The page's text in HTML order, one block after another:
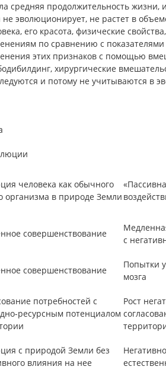
средняя продолжительность
не эволюционирует, не растет в
его красота, физические
по сравнению с
этих признаков с помощью
хирургические
и потому не учитываются в
человека как обычного
организма в природе Земли
совершенствование
с
совершенствование
Попытки
мозга
потребностей с
ресурсным потенциалом
Рост
с природой Земли без
влияния на нее